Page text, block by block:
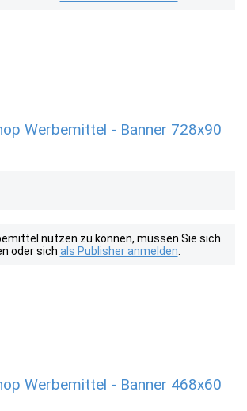
Werbemittel - Banner 728x90
nutzen zu können, müssen Sie sich
oder sich als Publisher anmelden
Werbemittel - Banner 468x60